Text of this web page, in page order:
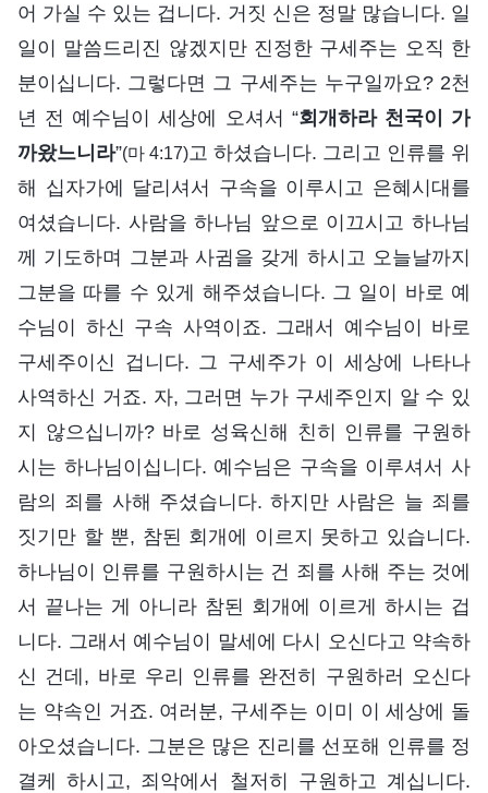
어 가실 수 있는 겁니다. 거짓 신은 정말 많습니다. 일
일이 말씀드리진 않겠지만 진정한 구세주는 오직 한
분이십니다. 그렇다면 그 구세주는 누구일까요? 2천
년 전 예수님이 세상에 오셔서 “회개하라 천국이 가
까왔느니라”(마 4:17)고 하셨습니다. 그리고 인류를 위
해 십자가에 달리셔서 구속을 이루시고 은혜시대를
여셨습니다. 사람을 하나님 앞으로 이끄시고 하나님
께 기도하며 그분과 사귐을 갖게 하시고 오늘날까지
그분을 따를 수 있게 해주셨습니다. 그 일이 바로 예
수님이 하신 구속 사역이죠. 그래서 예수님이 바로
구세주이신 겁니다. 그 구세주가 이 세상에 나타나
사역하신 거죠. 자, 그러면 누가 구세주인지 알 수 있
지 않으십니까? 바로 성육신해 친히 인류를 구원하
시는 하나님이십니다. 예수님은 구속을 이루셔서 사
람의 죄를 사해 주셨습니다. 하지만 사람은 늘 죄를
짓기만 할 뿐, 참된 회개에 이르지 못하고 있습니다.
하나님이 인류를 구원하시는 건 죄를 사해 주는 것에
서 끝나는 게 아니라 참된 회개에 이르게 하시는 겁
니다. 그래서 예수님이 말세에 다시 오신다고 약속하
신 건데, 바로 우리 인류를 완전히 구원하러 오신다
는 약속인 거죠. 여러분, 구세주는 이미 이 세상에 돌
아오셨습니다. 그분은 많은 진리를 선포해 인류를 정
결케 하시고, 죄악에서 철저히 구원하고 계십니다.